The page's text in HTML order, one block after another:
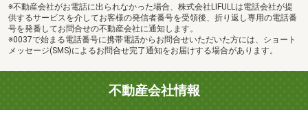
※不動産会社がお電話に出られなかった場合、株式会社LIFULLは電話会社が提
供するサービスを介してお客様の発信者番号を受領後、折り返し専用の電話番
号を発番してお問合せの不動産会社に通知します。
※0037で始まる電話番号に携帯電話からお問合せいただいた方には、ショート
メッセージ(SMS)によるお問合せ完了通知をお届けする場合があります。
不動産会社情報